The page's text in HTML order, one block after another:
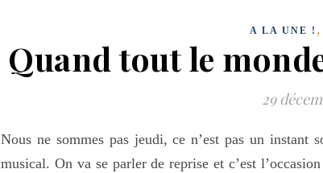
A LA UNE ! ,
Quand tout le
29
Nous ne sommes pas jeudi, ce n’est pas un instant
musical. On va se parler de reprise et c’est